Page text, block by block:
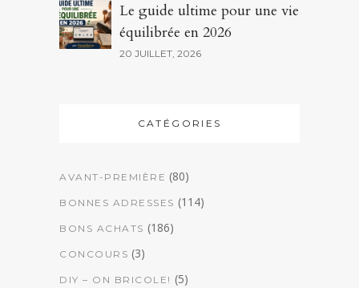
Le guide ultime pour une vie
équilibrée en 2026
20 JUILLET, 2026
CATÉGORIES
AVANT-PREMIÈRE (80)
BONNES ADRESSES (114)
BONS ACHATS (186)
CONCOURS (3)
DIY – ON BRICOLE! (5)